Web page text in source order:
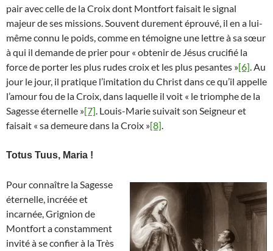
pair avec celle de la Croix dont Montfort faisait le signal
majeur de ses missions. Souvent durement éprouvé, il en a lui-
même connu le poids, comme en témoigne une lettre à sa sœur
à qui il demande de prier pour « obtenir de Jésus crucifié la
force de porter les plus rudes croix et les plus pesantes »[6]. Au
jour le jour, il pratique l’imitation du Christ dans ce qu’il appelle
l’amour fou de la Croix, dans laquelle il voit « le triomphe de la
Sagesse éternelle »[7]. Louis-Marie suivait son Seigneur et
faisait « sa demeure dans la Croix »[8].
Totus Tuus, Maria !
Pour connaître la Sagesse
éternelle, incréée et
incarnée, Grignion de
Montfort a constamment
invité à se confier à la Très